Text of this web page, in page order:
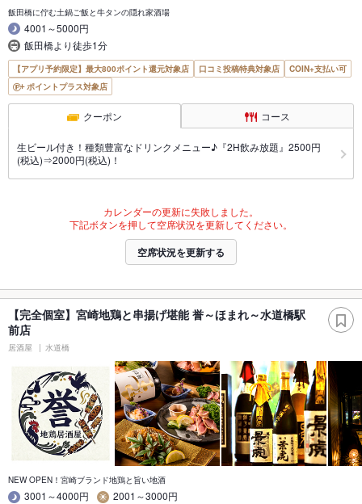
飯田橋に佇む土鍋ご飯と牛タンの隠れ家酒場
4001～5000円
飯田橋より徒歩1分
【アプリ予約限定】最大800ポイント還元対象店 口コミ投稿特典対象店
COIN+支払い可
ポイントプラス対象店
クーポン コース
生ビール付き！種類豊富なドリンクメニュー♪『2H飲み放題』2500円
(税込)⇒2000円(税込)！
カレンダーの更新に失敗しました。
下記ボタンを押して空席状況を更新してください。
空席状況を更新する
【完全個室】宮崎地鶏と串揚げ堪能 誉～ほまれ～水道橋駅
前店
居酒屋 水道橋
NEW OPEN！宮崎ブランド地鶏と旨い地酒
3001～4000円
2001～3000円